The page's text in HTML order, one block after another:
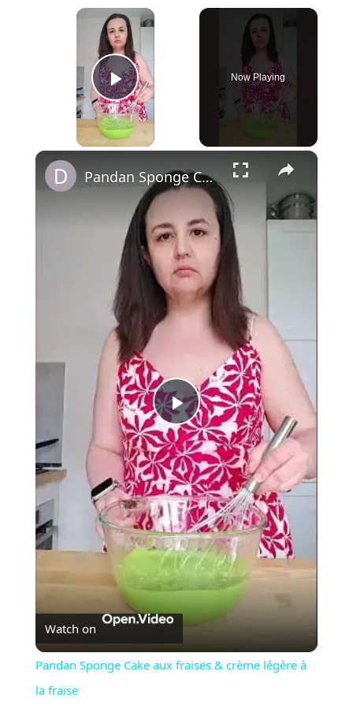
×
Play Video
Now Playing
×
Play
Video
Pandan Sponge Cake aux fraises & crème légère à la fraise
Watch on
Pandan Sponge Cake aux fraises & crème légère à
la fraise